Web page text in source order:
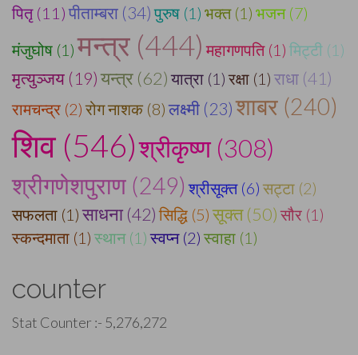
पितृ (11) पीताम्बरा (34) पुरुष (1) भक्त (1) भजन (7)
मंजुघोष (1) मन्त्र (444) महागणपति (1) मिट्टी (1)
मृत्युञ्जय (19) यन्त्र (62) यात्रा (1) रक्षा (1) राधा (41)
रामचन्द्र (2) रोग नाशक (8) लक्ष्मी (23) शाबर (240)
शिव (546)श्रीकृष्ण (308)
श्रीगणेशपुराण (249) श्रीसूक्त (6) सट्टा (2)
सफलता (1) साधना (42) सिद्धि (5) सूक्त (50) सौर (1)
स्कन्दमाता (1) स्थान (1) स्वप्न (2) स्वाहा (1)
counter
Stat Counter :- 5,276,272